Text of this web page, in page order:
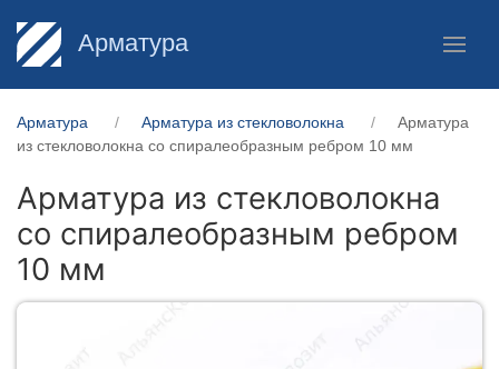
Арматура
Арматура Арматура из стекловолокна
Арматура
из стекловолокна со спиралеобразным ребром 10 мм
Арматура из стекловолокна
со спиралеобразным ребром
10 мм